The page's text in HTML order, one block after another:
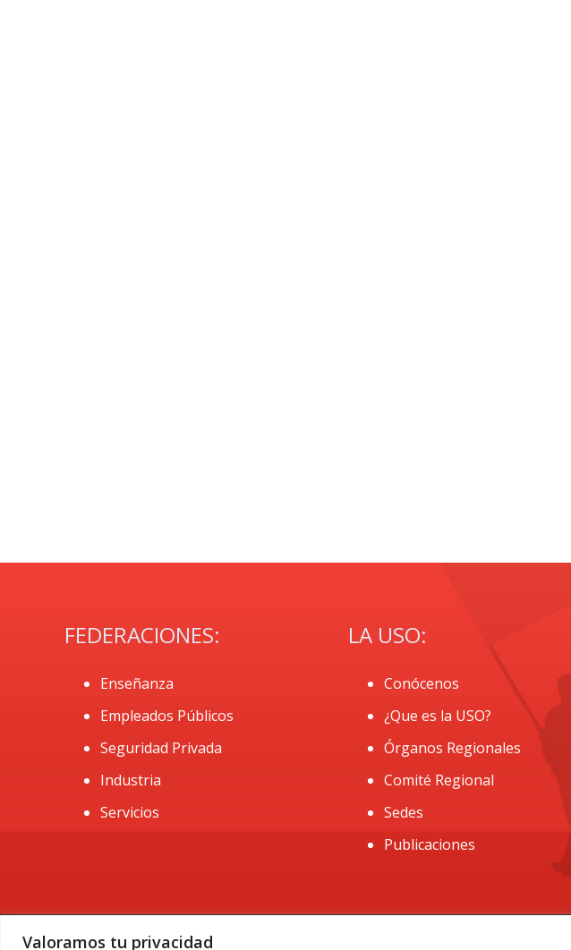
Valoramos tu privacidad
FEDERACIONES:
Enseñanza
Empleados Públicos
Seguridad Privada
Industria
Servicios
LA USO:
Conócenos
¿Que es la USO?
Órganos Regionales
Comité Regional
Sedes
Publicaciones